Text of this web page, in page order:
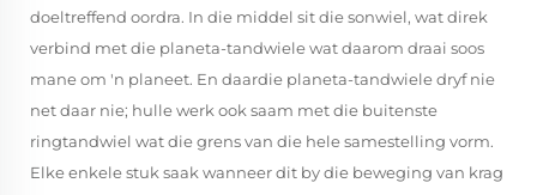
doeltreffend oordra. In die middel sit die sonwiel, wat direk
verbind met die planeta-tandwiele wat daarom draai soos
mane om 'n planeet. En daardie planeta-tandwiele dryf nie
net daar nie; hulle werk ook saam met die buitenste
ringtandwiel wat die grens van die hele samestelling vorm.
Elke enkele stuk saak wanneer dit by die beweging van krag